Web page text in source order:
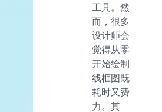
工具。然
而，很多
设计师会
觉得从零
开始绘制
线框图既
耗时又费
力。其